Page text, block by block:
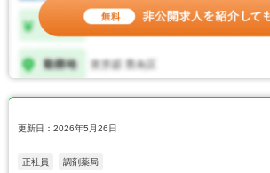
更新日：2026年5月26日
正社員 調剤薬局